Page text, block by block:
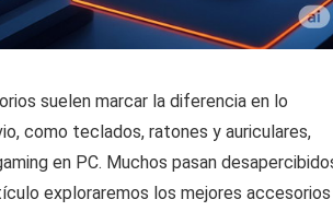
suelen marcar la diferencia en lo
como teclados, ratones y auriculares,
en PC. Muchos pasan
exploraremos los mejores accesorios